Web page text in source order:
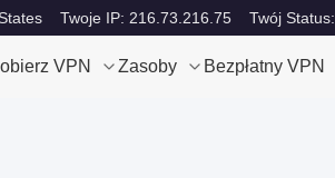
Twoje IP: 216.73.216.75 Twój Status:
VPN Zasoby Bezpłatny VPN